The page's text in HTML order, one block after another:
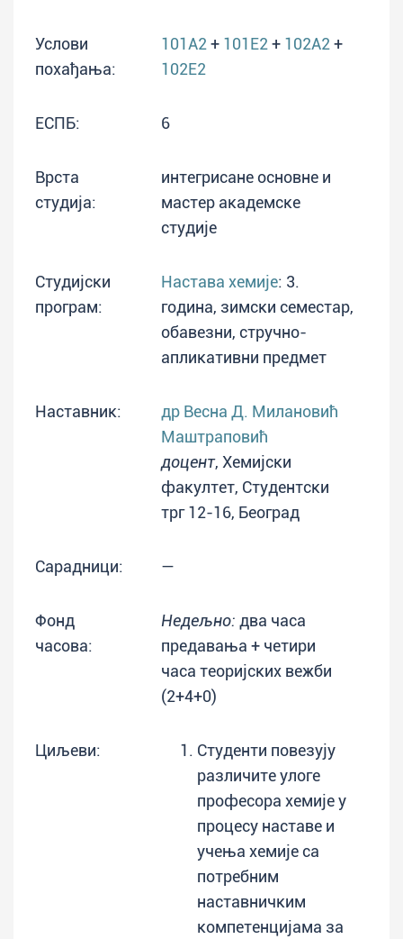
Услови
похађања:
101A2 + 101E2 + 102A2 +
102E2
ЕСПБ: 6
Врста
студија:
интегрисане основне и
мастер академске
студије
Студијски
програм:
Настава хемије: 3.
година, зимски семестар,
обавезни, стручно-
апликативни предмет
Наставник:
др Весна Д. Милановић
Маштраповић
доцент, Хемијски
факултет, Студентски
трг 12-16, Београд
Сарадници: —
Фонд
часова:
Недељно: два часа
предавања + четири
часа теоријских вежби
(2+4+0)
Циљеви:
Студенти повезују
различите улоге
професора хемије у
процесу наставе и
учења хемије са
потребним
наставничким
компетенцијама за